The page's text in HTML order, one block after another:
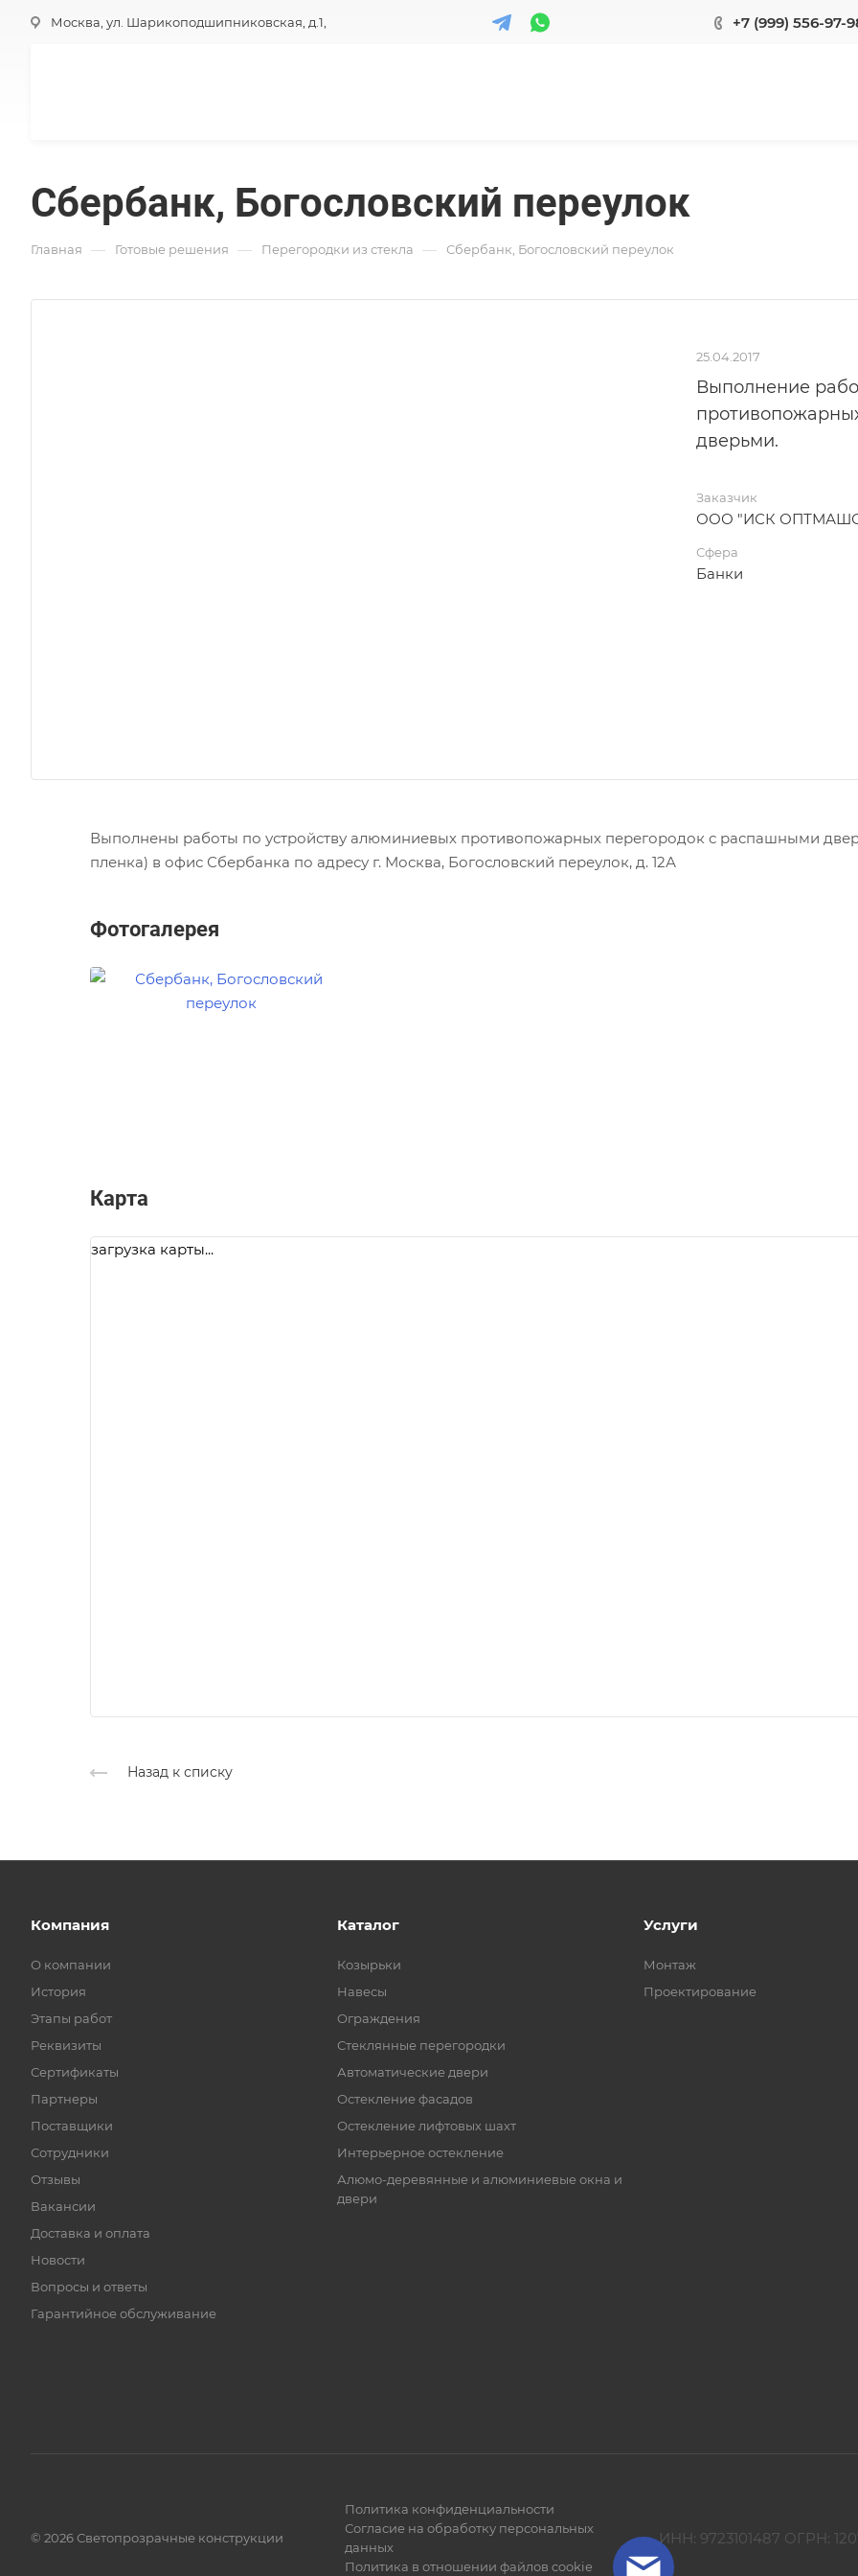
Москва, ул. Шарикоподшипниковская, д.1, +7 (999) 556-97-
Сбербанк, Богословский переулок
Главная — Готовые решения — Перегородки из стекла — Сбербанк, Богословский переулок
25.04.2017
Выполнение
дверьми.
Заказчик
ООО "ИСК
Сфера
Банки
Выполнены работы по устройству алюминиевых противопожарных перегородок с распашными
пленка) в офис Сбербанка по адресу г. Москва, Богословский переулок, д. 12А
Фотогалерея
Карта
загрузка карты...
Назад к списку
Компания
О компании
История
Этапы работ
Реквизиты
Сертификаты
Партнеры
Поставщики
Сотрудники
Отзывы
Вакансии
Доставка и оплата
Новости
Вопросы и ответы
Гарантийное обслуживание
Каталог
Козырьки
Навесы
Ограждения
Стеклянные перегородки
Автоматические двери
Остекление фасадов
Остекление лифтовых шахт
Интерьерное остекление
Алюмо-деревянные и алюминиевые окна и
двери
Услуги
Монтаж
Проектирование
© 2026 Светопрозрачные конструкции
Политика конфиденциальности
Согласие на обработку персональных
данных
Политика в отношении файлов cookie
ИНН: 9723101487 ОГРН: